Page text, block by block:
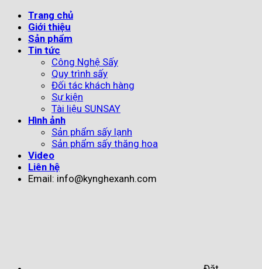
Trang chủ
Giới thiệu
Sản phẩm
Tin tức
Công Nghệ Sấy
Quy trình sấy
Đối tác khách hàng
Sự kiện
Tài liệu SUNSAY
Hình ảnh
Sản phẩm sấy lạnh
Sản phẩm sấy thăng hoa
Video
Liên hệ
Email: info@kynghexanh.com